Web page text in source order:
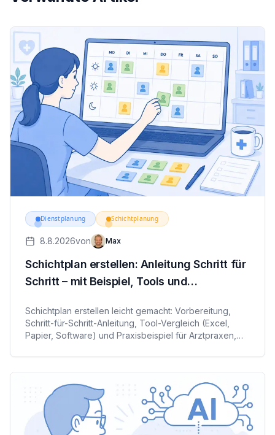
Dienstplanung Schichtplanung
8.8.2026von Max
Schichtplan erstellen: Anleitung Schritt für
Schritt – mit Beispiel, Tools und
Schichtplan erstellen leicht gemacht: Vorbereitung,
Schritt-für-Schritt-Anleitung, Tool-Vergleich (Excel,
Papier, Software) und Praxisbeispiel für Arztpraxen,
Checkliste, Arbeitsrecht-Fallen und Fairness-Tipps.